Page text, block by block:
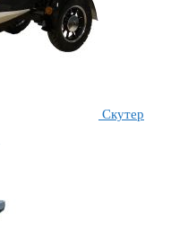
Скутер